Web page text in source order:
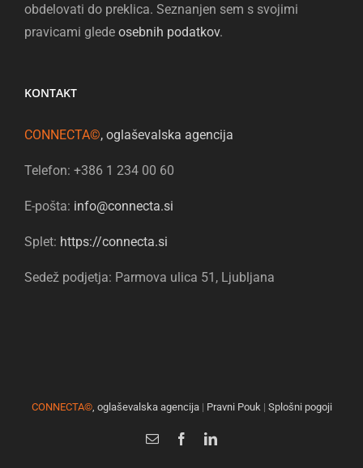
obdelovati do preklica. Seznanjen sem s svojimi
pravicami glede osebnih podatkov.
KONTAKT
CONNECTA©, oglaševalska agencija
Telefon: +386 1 234 00 60
E-pošta: info@connecta.si
Splet: https://connecta.si
Sedež podjetja: Parmova ulica 51, Ljubljana
CONNECTA©, oglaševalska agencija| Pravni Pouk| Splošni pogoji
Email FacebookLinkedIn